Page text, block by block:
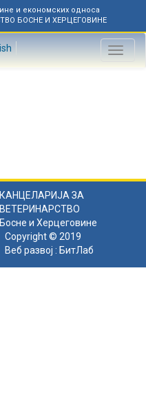
и економских односа
БОСНЕ И ХЕРЦЕГОВИНЕ
Toggle
КАНЦЕЛАРИЈА ЗА
ВЕТЕРИНАРСТВО
Босне и Херцеговине
Copyright © 2019
Веб развој : БитЛаб